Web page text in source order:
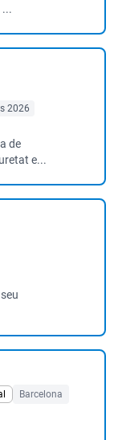
2026
de
e...
Barcelona